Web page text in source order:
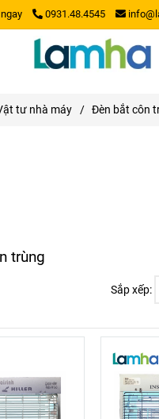
0931.48.4545
tư nhà máy / Đèn bắt côn
trùng
Sắp xếp: